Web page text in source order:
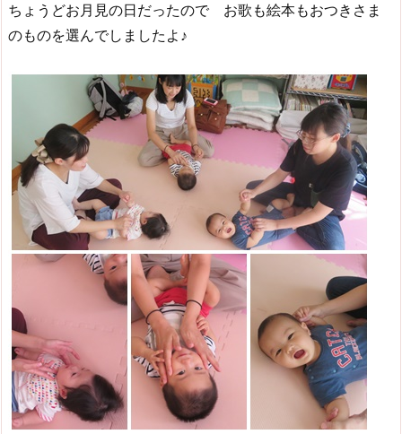
ちょうどお月見の日だったので お歌も絵本もおつきさま
のものを選んでしましたよ♪